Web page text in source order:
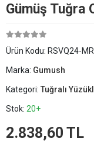
Gümüş Tuğra
Ürün Kodu: RSVQ24-
Marka: Gumush
Kategori: Tuğralı
Stok: 20+
2.838,60 TL